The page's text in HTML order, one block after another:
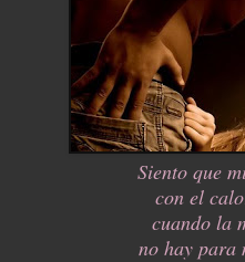
Siento que
con el
cuando la
no hay para